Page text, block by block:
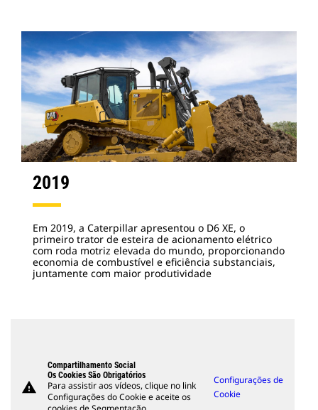
2019
Em 2019, a Caterpillar apresentou o D6 XE, o
primeiro trator de esteira de acionamento elétrico
com roda motriz elevada do mundo, proporcionando
economia de combustível e eficiência substanciais,
juntamente com maior produtividade
warning
Compartilhamento Social
Os Cookies São Obrigatórios
Para assistir aos vídeos, clique no link
Configurações do Cookie e aceite os
Configurações de
Cookie